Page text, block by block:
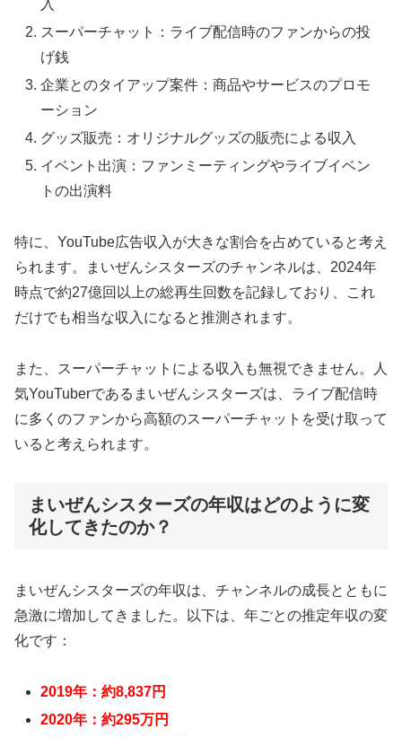
入
スーパーチャット：ライブ配信時のファンからの投
げ銭
企業とのタイアップ案件：商品やサービスのプロモ
ーション
グッズ販売：オリジナルグッズの販売による収入
イベント出演：ファンミーティングやライブイベン
トの出演料
特に、YouTube広告収入が大きな割合を占めていると考え
られます。まいぜんシスターズのチャンネルは、2024年
時点で約27億回以上の総再生回数を記録しており、これ
だけでも相当な収入になると推測されます。
また、スーパーチャットによる収入も無視できません。人
気YouTuberであるまいぜんシスターズは、ライブ配信時
に多くのファンから高額のスーパーチャットを受け取って
いると考えられます。
まいぜんシスターズの年収はどのように変
化してきたのか？
まいぜんシスターズの年収は、チャンネルの成長とともに
急激に増加してきました。以下は、年ごとの推定年収の変
化です：
2019年：約8,837円
2020年：約295万円